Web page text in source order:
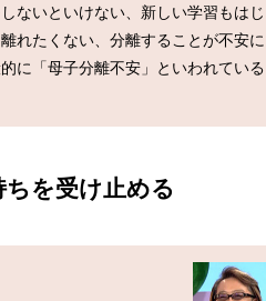
ないといけない、新しい学習もはじ
れたくない、分離することが不安に
に「母子分離不安」といわれている
を受け止める